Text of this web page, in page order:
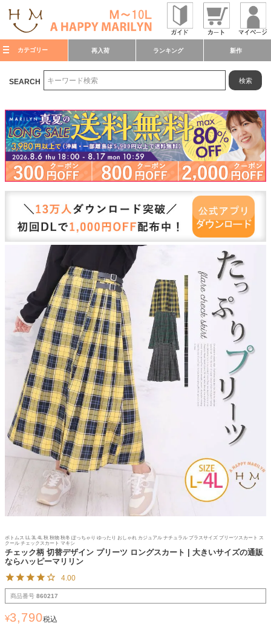
カテゴリー 再入荷 ランキング 新作
SEARCH 検索
ボトムス LL 3L 4L 秋 秋物 秋冬 ぽっちゃり ゆったり おしゃれ カジュアル ナチュラル プラスサイズ プリーツスカート ス
クール チェックスカート マキシ
チェック柄 切替デザイン プリーツ ロングスカート | 大きいサイズの通販
ならハッピーマリリン
4.00
商品番号 860217
¥3,790税込